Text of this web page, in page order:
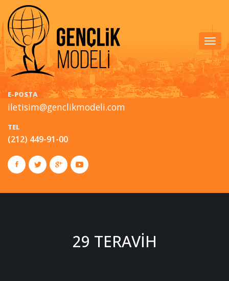
E-POSTA
iletisim@genclikmodeli.com
TEL
(212) 449-91-00
29 TERAVIH